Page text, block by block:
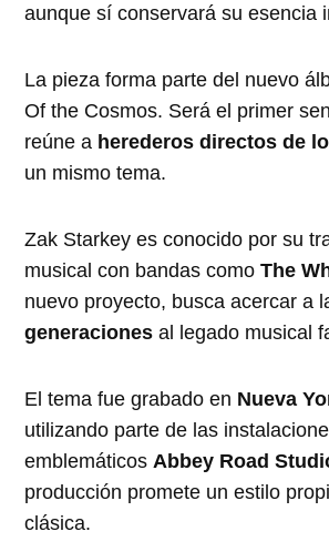
aunque sí conservará su esencia
La pieza forma parte del nuevo
Of the Cosmos. Será el primer
reúne a herederos directos de
un mismo tema.
Zak Starkey es conocido por su
musical con bandas comoThe
nuevo proyecto, busca acercar a
generaciones al legado musical
El tema fue grabado en Nueva
utilizando parte de las
emblemáticos Abbey Road
producción promete un estilo
clásica.